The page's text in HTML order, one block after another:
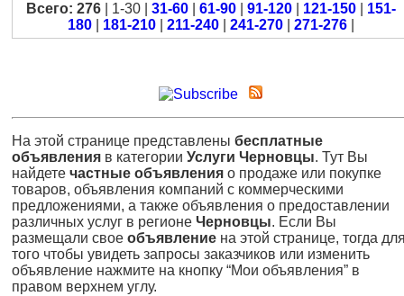
Всего: 276| 1-30 | 31-60| 61-90| 91-120| 121-150| 151-
180| 181-210| 211-240| 241-270| 271-276|
На этой странице представлены бесплатные
объявления в категории Услуги Черновцы. Тут Вы
найдете частные объявления о продаже или покупке
товаров, объявления компаний с коммерческими
предложениями, а также объявления о предоставлении
различных услуг в регионе Черновцы. Если Вы
размещали свое объявление на этой странице, тогда
того чтобы увидеть запросы заказчиков или изменить
объявление нажмите на кнопку “Мои объявления” в
правом верхнем углу.